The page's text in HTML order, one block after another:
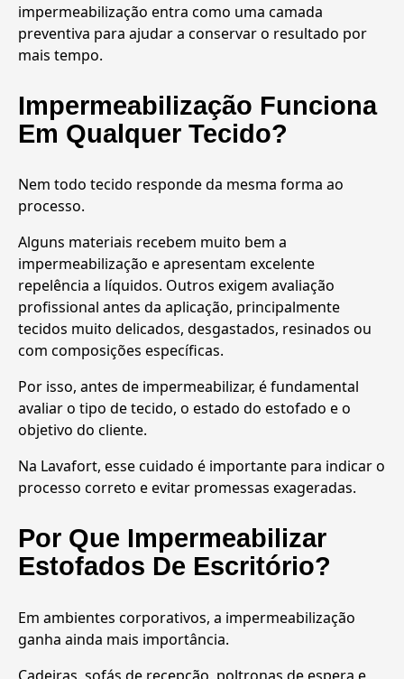
impermeabilização entra como uma camada
preventiva para ajudar a conservar o resultado por
mais tempo.
Impermeabilização Funciona
Em Qualquer Tecido?
Nem todo tecido responde da mesma forma ao
processo.
Alguns materiais recebem muito bem a
impermeabilização e apresentam excelente
repelência a líquidos. Outros exigem avaliação
profissional antes da aplicação, principalmente
tecidos muito delicados, desgastados, resinados ou
com composições específicas.
Por isso, antes de impermeabilizar, é fundamental
avaliar o tipo de tecido, o estado do estofado e o
objetivo do cliente.
Na Lavafort, esse cuidado é importante para indicar o
processo correto e evitar promessas exageradas.
Por Que Impermeabilizar
Estofados De Escritório?
Em ambientes corporativos, a impermeabilização
ganha ainda mais importância.